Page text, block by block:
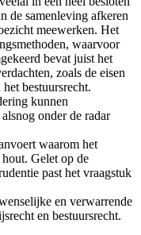
de samenleving afkeren
meewerken. Het
waarvoor
bevat juist het
zoals de eisen
bestuursrecht.
kunnen
onder de radar
waarom het
Gelet op de
past het vraagstuk
en verwarrende
en bestuursrecht.